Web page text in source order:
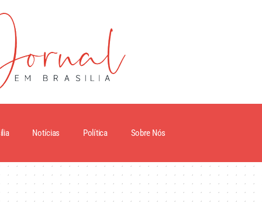
Notícias Política Sobre Nós